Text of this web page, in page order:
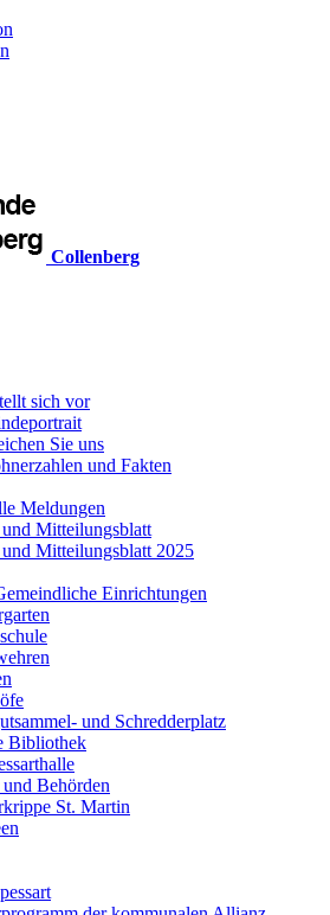
Collenberg
sich vor
Sie uns
und Fakten
Meldungen
Mitteilungsblatt
Mitteilungsblatt 2025
Einrichtungen
und Schredderplatz
Bibliothek
Behörden
St. Martin